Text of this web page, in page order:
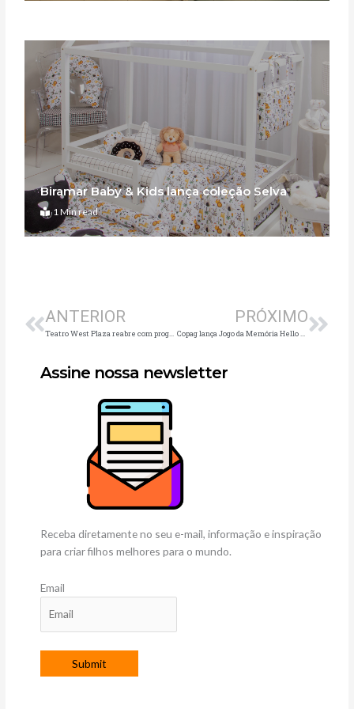
Biramar Baby & Kids lança coleção Selva
1 Min read
ANTERIOR
Teatro West Plaza reabre com programação infantil
PRÓXIMO
Copag lança Jogo da Memória Hello Kitty
Assine nossa newsletter
Receba diretamente no seu e-mail, informação e inspiração
para criar filhos melhores para o mundo.
Email